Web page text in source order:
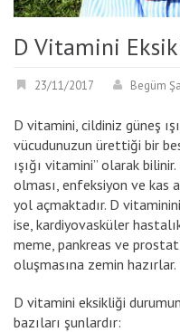
D Vitamini
23/11/2017 Begüm
D vitamini, cildiniz güneş
vücudunuzun ürettiği bir
ışığı vitamini” olarak
olması, enfeksiyon ve kas
yol açmaktadır. D
ise, kardiyovasküler
meme, pankreas ve
oluşmasına zemin hazırlar.
D vitamini eksikliği
bazıları şunlardır: